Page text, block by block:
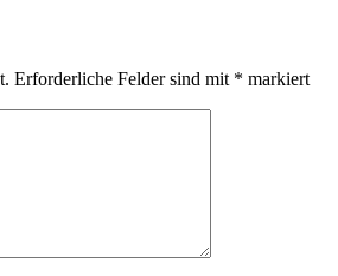
Erforderliche Felder sind mit * markiert